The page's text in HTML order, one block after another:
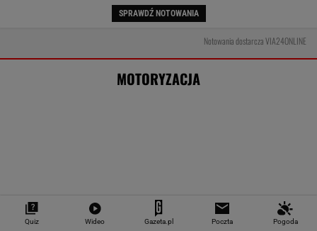
SPRAWDŹ NOTOWANIA
Notowania dostarcza VIA24ONLINE
MOTORYZACJA
Quiz Wideo Gazeta.pl Poczta Pogoda